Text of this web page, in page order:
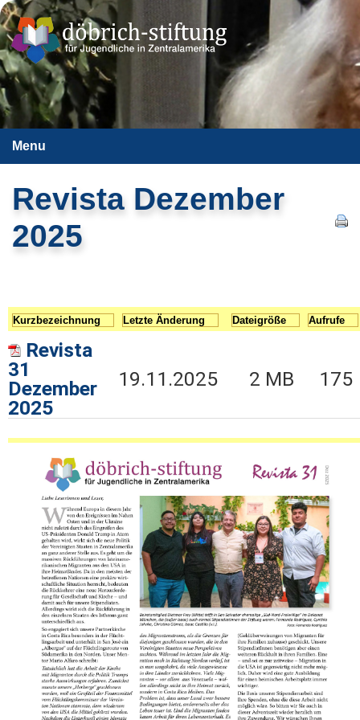
Menu
Revista Dezember
2025
Kurzbezeichnung Letzte Änderung Dateigröße Aufrufe
Revista
31
Dezember
2025
19.11.2025 2 MB 175